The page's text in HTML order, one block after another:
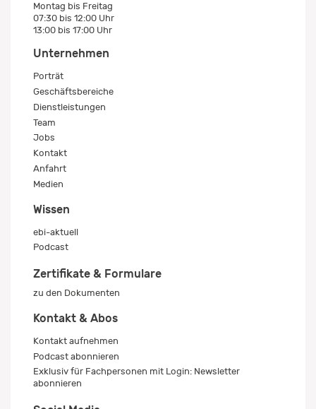
Montag bis Freitag
07:30 bis 12:00 Uhr
13:00 bis 17:00 Uhr
Unternehmen
Porträt
Geschäftsbereiche
Dienstleistungen
Team
Jobs
Kontakt
Anfahrt
Medien
Wissen
ebi-aktuell
Podcast
Zertifikate & Formulare
zu den Dokumenten
Kontakt & Abos
Kontakt aufnehmen
Podcast abonnieren
Exklusiv für Fachpersonen mit Login: Newsletter
abonnieren